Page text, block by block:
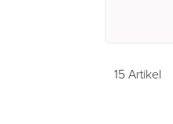
15 Artikel